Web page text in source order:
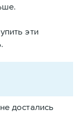
эти
достались